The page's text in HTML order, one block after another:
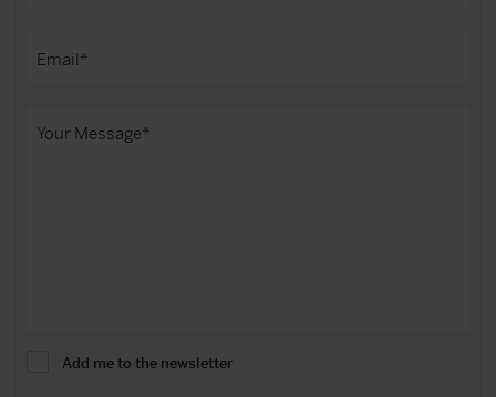
Add me to the newsletter